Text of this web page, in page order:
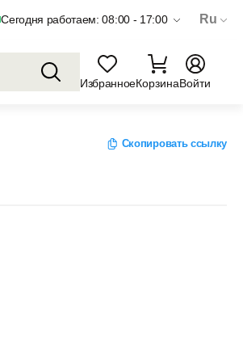
Сегодня работаем: 08:00 - 17:00 Ru
ИзбранноеКорзинаВойти
Скопировать ссылку